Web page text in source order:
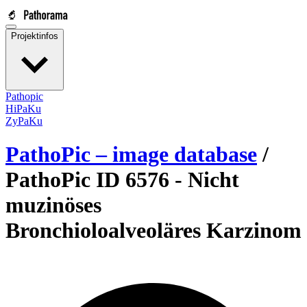
Projektinfos
Pathopic
HiPaKu
ZyPaKu
PathoPic – image database /
PathoPic ID 6576 - Nicht
muzinöses
Bronchioloalveoläres Karzinom